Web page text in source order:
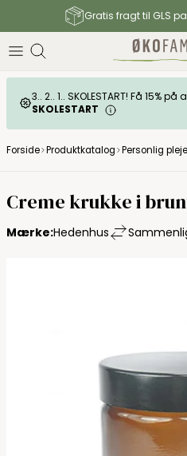
Gratis fragt til GLS
3.. 2.. 1.. SKOLESTART! Få 15%
SKOLESTART
Forside Produktkatalog Personlig pleje
Creme krukke i
Mærke:Hedenhus